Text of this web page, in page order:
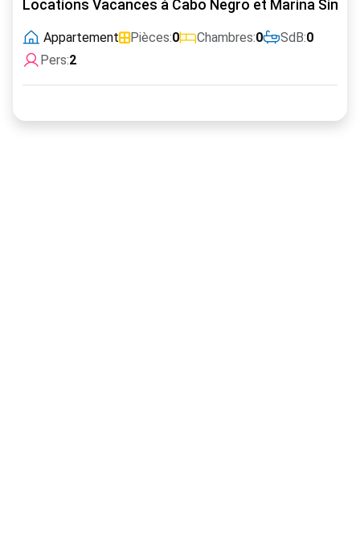
Locations Vacances à Cabo Negro et Marina Simir
Appartement Pièces:0 Chambres:0 SdB:0
Pers:2